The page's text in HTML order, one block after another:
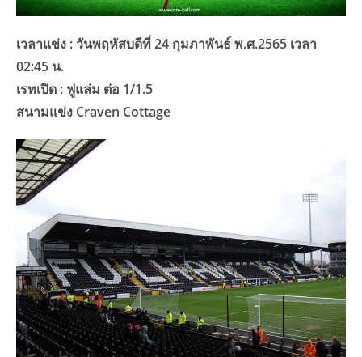
เวลาแข่ง : วันพฤหัสบดีที่ 24 กุมภาพันธ์ พ.ศ.2565 เวลา
02:45 น.
เรทเปิด : ฟูแล่ม ต่อ 1/1.5
สนามแข่ง Craven Cottage